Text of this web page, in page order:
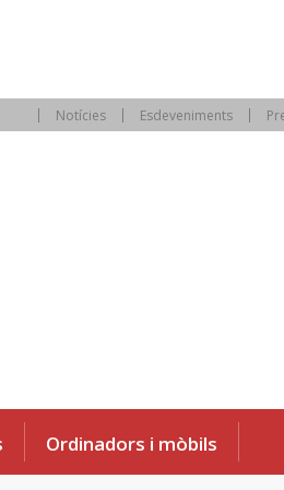
Notícies Esdeveniments
Ordinadors i mòbils